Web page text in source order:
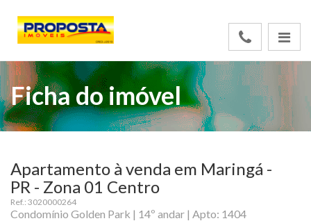
Ficha do imóvel
Apartamento à venda em Maringá -
PR - Zona 01 Centro
Ref.: 3020000264
Condomínio Golden Park | 14º andar | Apto: 1404